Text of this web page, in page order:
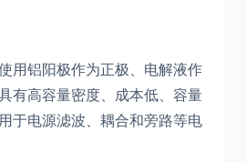
用铝阳极作为正极、电解液作
有高容量密度、成本低、容量
于电源滤波、耦合和旁路等电